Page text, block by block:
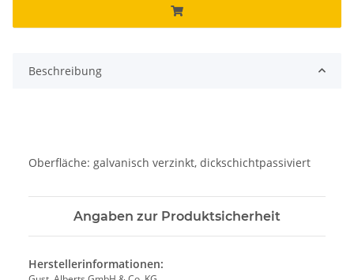
Beschreibung
Oberfläche: galvanisch verzinkt, dickschichtpassiviert
Angaben zur Produktsicherheit
Herstellerinformationen: